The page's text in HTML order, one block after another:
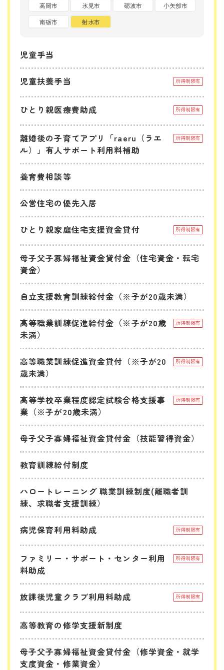
高岡市 氷見市 砺波市
小矢部市
南砺市
射水市
児童手当
児童扶養手当 所得制限有
ひとり親医療費助成 所得制限有
離婚後の子育てアプリ「raeru（ラエ
ル）」有人サポート利用料補助
所得制限有
養育費相談等
公営住宅の優先入居
ひとり親家庭住宅支援資金貸付 所得制限有
母子父子寡婦福祉資金貸付金（住宅資金・転宅
資金）
自立支援教育訓練給付金（※子が20歳未満）
高等職業訓練促進給付金（※子が20歳
未満）
所得制限有
高等職業訓練促進資金貸付（※子が20
歳未満）
所得制限有
高等学校卒業程度認定試験合格支援事
業（※子が20歳未満）
所得制限有
母子父子寡婦福祉資金貸付金（技能習得資金）
教育訓練給付制度
ハロートレーニング 職業訓練制度(離職者訓
練、求職者支援訓練）
病児保育利用料助成 所得制限有
ファミリー・サポート・センター利用
料助成
所得制限有
放課後児童クラブ利用料助成 所得制限有
高等教育の修学支援新制度
母子父子寡婦福祉資金貸付金（修学資金・就学
支度資金・修業資金）